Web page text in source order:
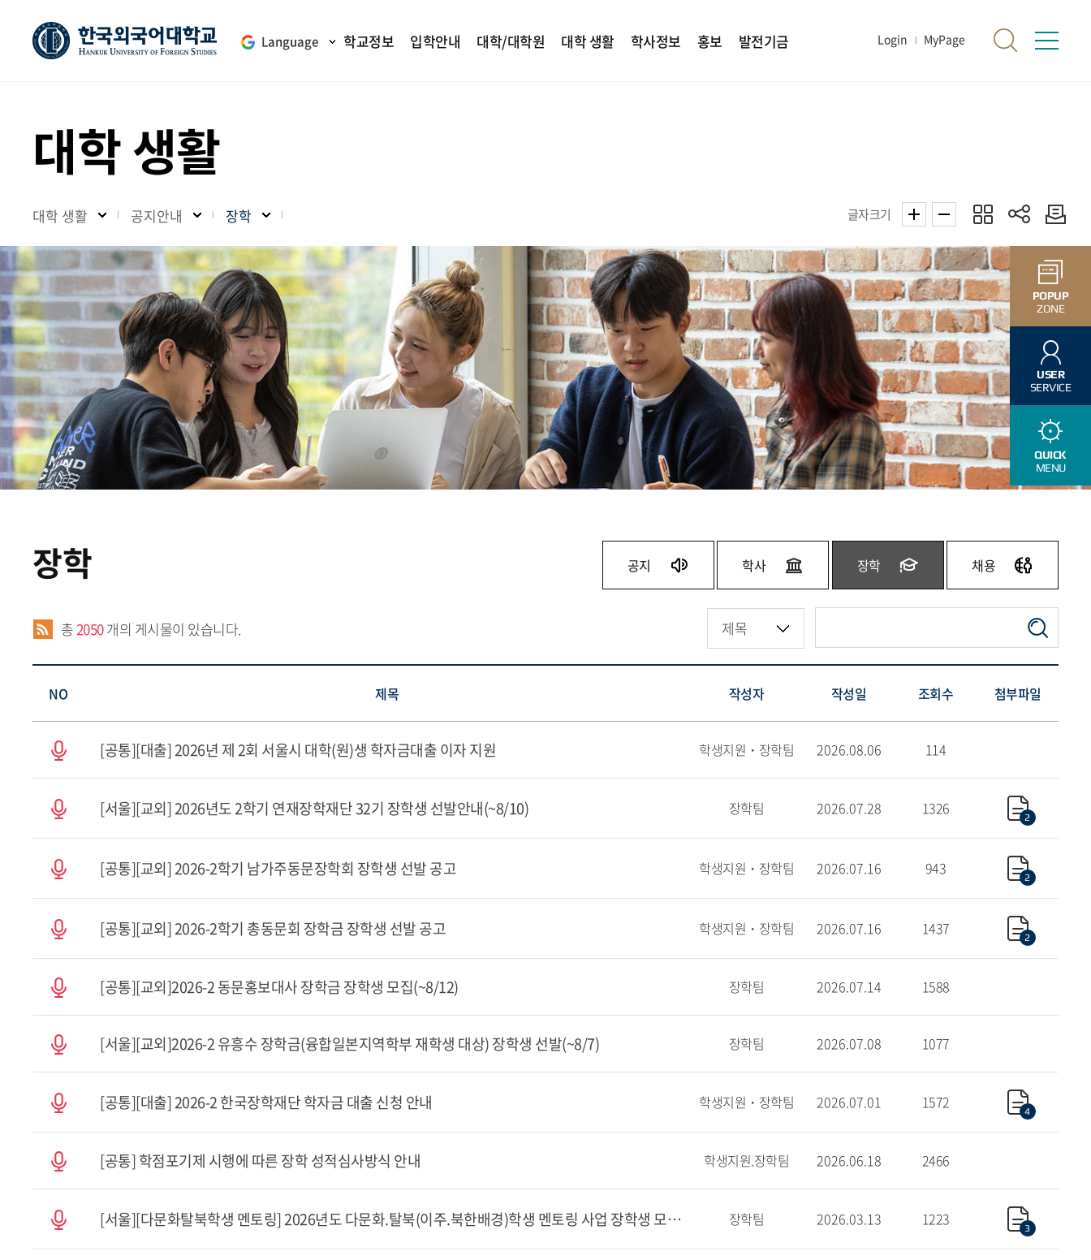
Language 학교정보 입학안내 대학/대학원 대학 생활 학사정보 홍보 발전기금 Login MyPage
대학 생활
대학 생활 공지안내 장학 글자크기
장학 공지 학사 장학
채용
총2050개의 게시물이 있습니다.
NO 제목 작성자 작성일 조회수 첨부파일
[공통][대출] 2026년 제 2회 서울시 대학(원)생 학자금대출 이자 지원 학생지원・장학팀 2026.08.06 114
[서울][교외] 2026년도 2학기 연재장학재단 32기 장학생 선발안내(~8/10) 장학팀 2026.07.28 1326 2
[공통][교외] 2026-2학기 남가주동문장학회 장학생 선발 공고 학생지원・장학팀 2026.07.16 943 2
[공통][교외] 2026-2학기 총동문회 장학금 장학생 선발 공고 학생지원・장학팀 2026.07.16 1437 2
[공통][교외]2026-2 동문홍보대사 장학금 장학생 모집(~8/12) 장학팀 2026.07.14 1588
[서울][교외]2026-2 유흥수 장학금(융합일본지역학부 재학생 대상) 장학생 선발(~8/7) 장학팀 2026.07.08 1077
[공통][대출] 2026-2 한국장학재단 학자금 대출 신청 안내 학생지원・장학팀 2026.07.01 1572 4
[공통] 학점포기제 시행에 따른 장학 성적심사방식 안내 학생지원.장학팀 2026.06.18 2466
[서울][다문화탈북학생 멘토링] 2026년도 다문화.탈북(이주.북한배경)학생 멘토링 사업 장학생 모집 안내(상시 모집) 장학팀 2026.03.13 1223 3
POPUP
ZONE
USER
SERVICE
QUICK
MENU